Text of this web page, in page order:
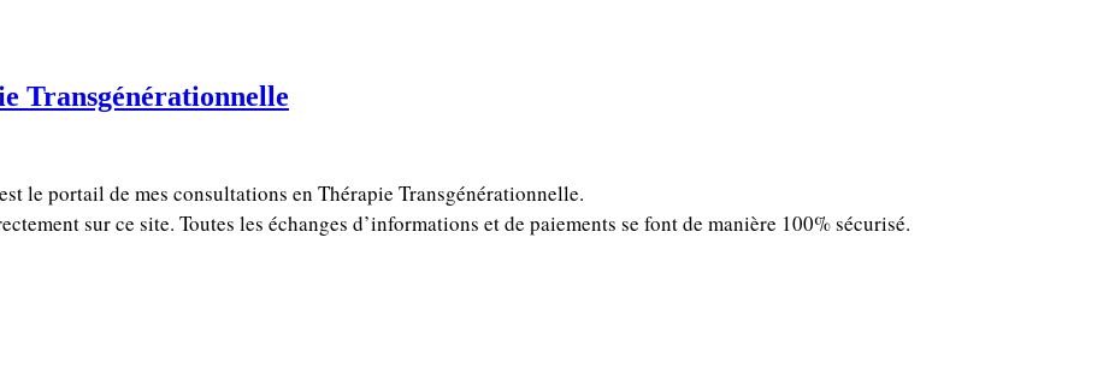
Transgénérationnelle
le portail de mes consultations en Thérapie Transgénérationnelle.
sur ce site. Toutes les échanges d’informations et de paiements se font de manière 100% sécurisé.